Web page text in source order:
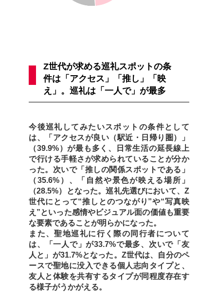
Z世代が求める巡礼スポットの条
件は「アクセス」「推し」「映
え」。巡礼は「一人で」が最多
今後巡礼してみたいスポットの条件として
は、「アクセスが良い（駅近・日帰り圏）」
（39.9%）が最も多く、日常生活の延長線上
で行ける手軽さが求められていることが分か
った。次いで「推しの関係スポットである」
（35.6%）、「自然や景色が映える場所」
（28.5%）となった。巡礼先選びにおいて、Z
世代にとって“推しとのつながり”や“写真映
え”といった感情やビジュアル面の価値も重要
な要素であることが明らかになった。
また、聖地巡礼に行く際の同行者について
は、「一人で」が33.7%で最多、次いで「友
人と」が31.7%となった。Z世代は、自分のペ
ースで聖地に没入できる個人志向タイプと、
友人と体験を共有するタイプが同程度存在す
る様子がうかがえる。